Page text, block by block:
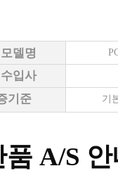
A/S
델명
입사
기준
기